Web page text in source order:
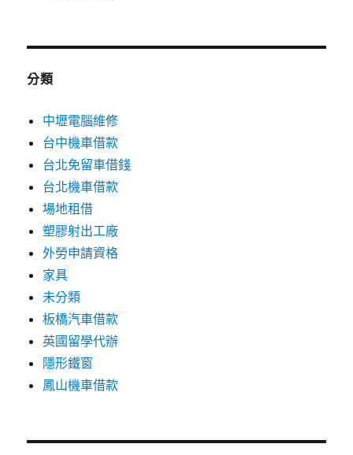
分類
中壢電腦維修
台中機車借款
台北免留車借錢
台北機車借款
場地租借
塑膠射出工廠
外勞申請資格
家具
未分類
板橋汽車借款
英國留學代辦
隱形鐵窗
鳳山機車借款